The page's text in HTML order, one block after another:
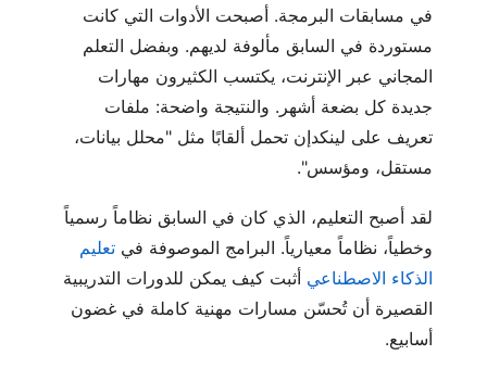
في مسابقات البرمجة. أصبحت الأدوات التي كانت
مستوردة في السابق مألوفة لديهم. وبفضل التعلم
المجاني عبر الإنترنت، يكتسب الكثيرون مهارات
جديدة كل بضعة أشهر. والنتيجة واضحة: ملفات
تعريف على لينكدإن تحمل ألقابًا مثل "محلل بيانات،
مستقل، ومؤسس".
لقد أصبح التعليم، الذي كان في السابق نظاماً رسمياً
وخطياً، نظاماً معيارياً. البرامج الموصوفة في تعليم
الذكاء الاصطناعي أثبت كيف يمكن للدورات التدريبية
القصيرة أن تُحسّن مسارات مهنية كاملة في غضون
أسابيع.